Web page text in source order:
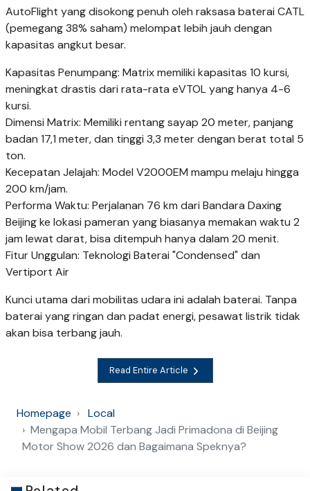
AutoFlight yang disokong penuh oleh raksasa baterai CATL
(pemegang 38% saham) melompat lebih jauh dengan
kapasitas angkut besar.
Kapasitas Penumpang: Matrix memiliki kapasitas 10 kursi,
meningkat drastis dari rata-rata eVTOL yang hanya 4-6
kursi.
Dimensi Matrix: Memiliki rentang sayap 20 meter, panjang
badan 17,1 meter, dan tinggi 3,3 meter dengan berat total 5
ton.
Kecepatan Jelajah: Model V2000EM mampu melaju hingga
200 km/jam.
Performa Waktu: Perjalanan 76 km dari Bandara Daxing
Beijing ke lokasi pameran yang biasanya memakan waktu 2
jam lewat darat, bisa ditempuh hanya dalam 20 menit.
Fitur Unggulan: Teknologi Baterai "Condensed" dan
Vertiport Air
Kunci utama dari mobilitas udara ini adalah baterai. Tanpa
baterai yang ringan dan padat energi, pesawat listrik tidak
akan bisa terbang jauh.
Read Entire Article
Homepage
Local
Mengapa Mobil Terbang Jadi Primadona di Beijing
Motor Show 2026 dan Bagaimana Speknya?